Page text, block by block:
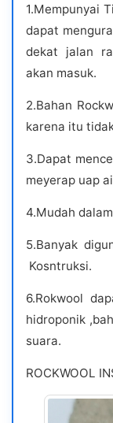
1.Mempunyai
dapat
dekat jalan
akan masuk.
2.Bahan
karena itu
3.Dapat
meyerap uap
4.Mudah
5.Banyak
Kosntruksi.
6.Rokwool
hidroponik
suara.
ROCKWOOL